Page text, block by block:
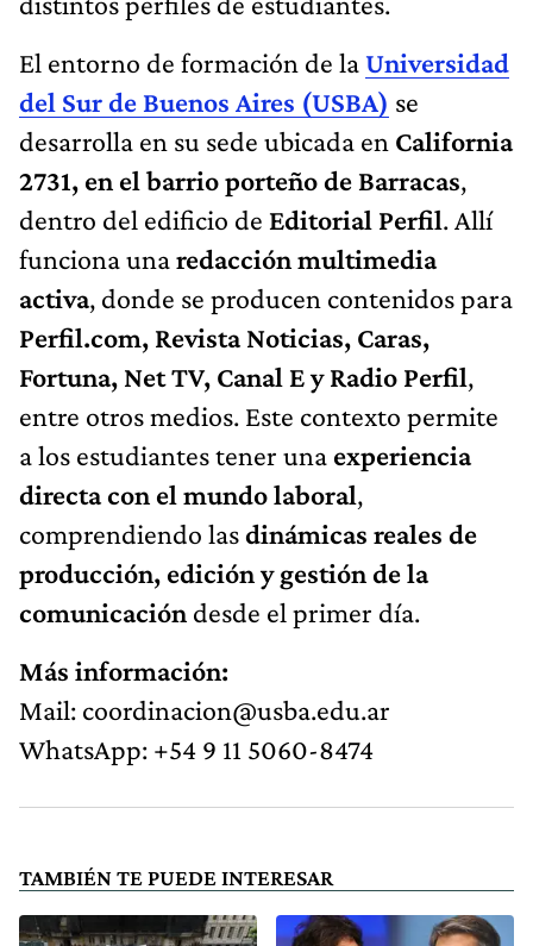
El entorno de formación de laUniversidad
del Sur de Buenos Aires (USBA) se
desarrolla en su sede ubicada en California
2731, en el barrio porteño de Barracas,
dentro del edificio de Editorial Perfil. Allí
funciona unaredacción multimedia
activa, donde se producen contenidos para
Perfil.com, Revista Noticias, Caras,
Fortuna, Net TV, Canal E y Radio Perfil,
entre otros medios. Este contexto permite
a los estudiantes tener una experiencia
directa con el mundo laboral,
comprendiendo lasdinámicas reales de
producción, edición y gestión de la
comunicación desde el primer día.
Más información:
Mail: coordinacion@usba.edu.ar
WhatsApp: +54 9 11 5060-8474
TAMBIÉN TE PUEDE INTERESAR